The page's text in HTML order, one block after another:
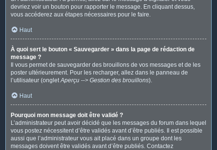
devriez voir un bouton pour rapporter le message. En cliquant dessus,
vous accéderez aux étapes nécessaires pour le faire.
Haut
À quoi sert le bouton « Sauvegarder » dans la page de rédaction de
message ?
Il vous permet de sauvegarder des brouillons de vos messages et de les
poster ultérieurement. Pour les recharger, allez dans le panneau de
l’utilisateur (ongletAperçu --> Gestion des brouillons).
Haut
Pourquoi mon message doit être validé ?
L’administrateur peut avoir décidé que les messages du forum dans lequel
vous postez nécessitent d’être validés avant d’être publiés. Il est possible
aussi que l’administrateur vous ait placé dans un groupe dont les
messages doivent être validés avant d’être publiés. Contactez